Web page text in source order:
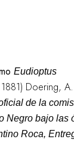
Eudioptus
Doering,
de la
Negro bajo las
Roca,